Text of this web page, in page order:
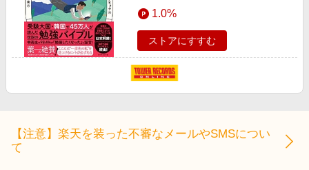
1.0%
ストアにすすむ
【注意】楽天を装った不審なメールやSMSについ
て